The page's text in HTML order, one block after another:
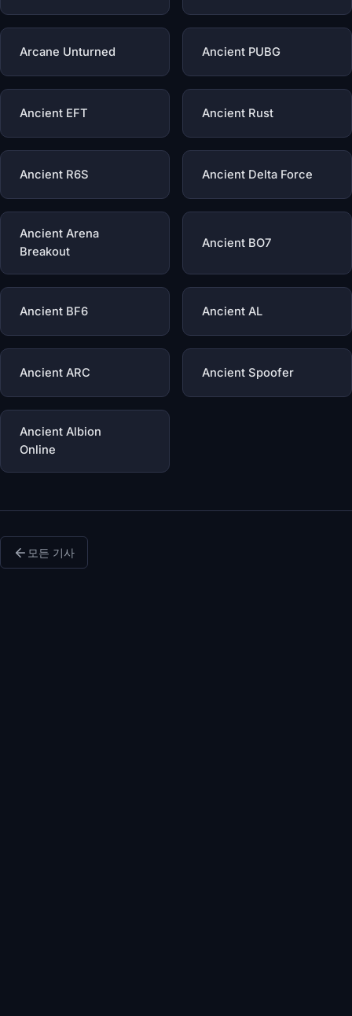
Arcane Unturned Ancient PUBG
Ancient EFT Ancient Rust
Ancient R6S Ancient Delta Force
Ancient Arena
Breakout
Ancient BO7
Ancient BF6 Ancient AL
Ancient ARC Ancient Spoofer
Ancient Albion
Online
모든 기사